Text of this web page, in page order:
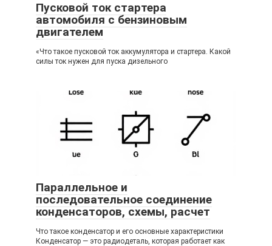
Пусковой ток стартера
автомобиля с бензиновым
двигателем
«Что такое пусковой ток аккумулятора и стартера. Какой
силы ток нужен для пуска дизельного
Параллельное и
последовательное соединение
конденсаторов, схемы, расчет
Что такое конденсатор и его основные характеристики
Конденсатор — это радиодеталь, которая работает как